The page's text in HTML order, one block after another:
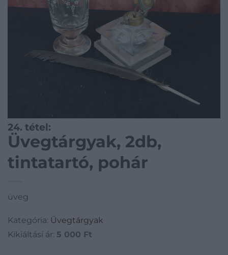
24. tétel:
Üvegtárgyak, 2db,
tintatartó, pohár
üveg
Kategória: Üvegtárgyak
Kikiáltási ár: 5 000 Ft